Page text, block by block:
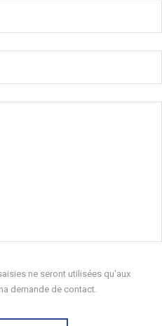
ne seront utilisées qu'aux
demande de contact.